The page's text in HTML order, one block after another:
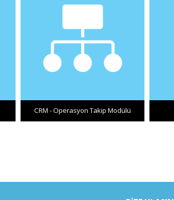
CRM - Operasyon Takip Modülü